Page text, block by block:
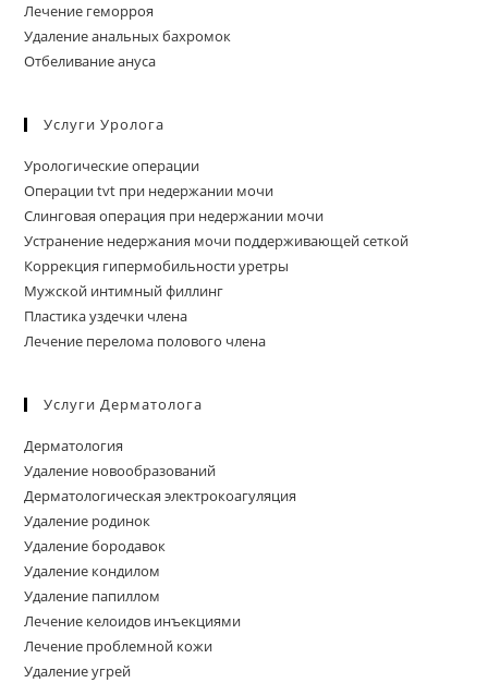
Лечение геморроя
Удаление анальных бахромок
Отбеливание ануса
Услуги Уролога
Урологические операции
Операции tvt при недержании мочи
Слинговая операция при недержании мочи
Устранение недержания мочи поддерживающей сеткой
Коррекция гипермобильности уретры
Мужской интимный филлинг
Пластика уздечки члена
Лечение перелома полового члена
Услуги Дерматолога
Дерматология
Удаление новообразований
Дерматологическая электрокоагуляция
Удаление родинок
Удаление бородавок
Удаление кондилом
Удаление папиллом
Лечение келоидов инъекциями
Лечение проблемной кожи
Удаление угрей